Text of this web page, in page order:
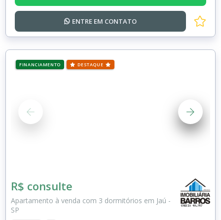
ENTRE EM CONTATO
FINANCIAMENTO DESTAQUE
R$ consulte
Apartamento à venda com 3 dormitórios em Jaú -
SP